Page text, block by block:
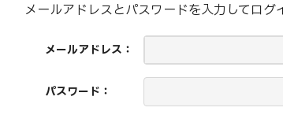
メールアドレスとパスワードを入力してログ
メールアドレス：
パスワード：